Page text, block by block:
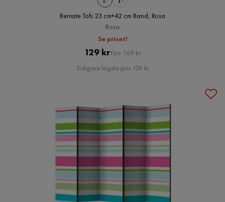
Bernate Tofs 23 cm+42 cm Band, Rosa
Rosa
Se priset!
Pris
129 krOriginal
Pris
Förr 169 kr
Tidigare lägsta pris 129 kr